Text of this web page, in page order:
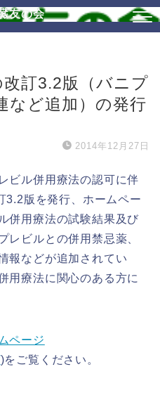
友の会
訂3.2版（バニプ
など追加）の発行
2014年12月27日
ビル併用療法の認可に伴
3.2版を発行、ホームペー
併用療法の試験結果及び
レビルとの併用禁忌薬、
報などが追加されてい
用療法に関心のある方に
ページ
)をご覧ください。